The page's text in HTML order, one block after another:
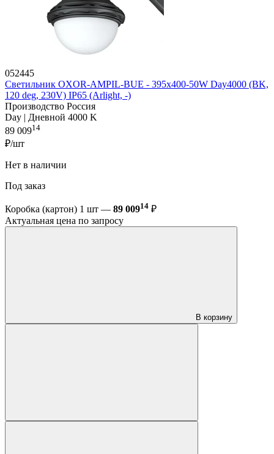
052445
Светильник OXOR-AMPIL-BUE - 395x400-50W Day4000 (BK,
120 deg, 230V) IP65 (Arlight, -)
Производство Россия
Day | Дневной 4000 K
89 00914
₽/шт
Нет в наличии
Под заказ
Коробка (картон) 1 шт — 89 00914 ₽
Актуальная цена по запросу
В корзину